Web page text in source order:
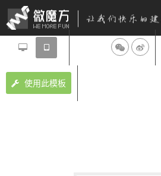
使用此模板